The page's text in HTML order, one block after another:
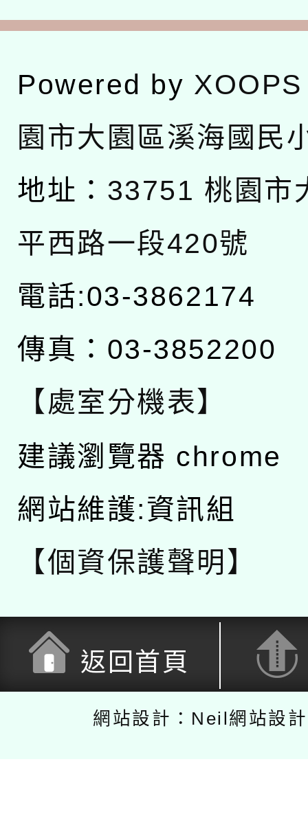
Powered by XOOPS
園市大園區溪海國民
地址： 33751 桃園市
平西路一段420號
電話:03-3862174
傳真：03-3852200
【處室分機表】
建議瀏覽器 chrome
網站維護:資訊組
【個資保護聲明】
返回首頁
網站設計：Neil網站設